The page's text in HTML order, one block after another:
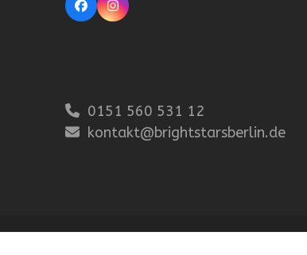
FacebookInstagram
0151 560 531 12
kontakt@brightstarsberlin.de